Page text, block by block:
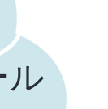
ル